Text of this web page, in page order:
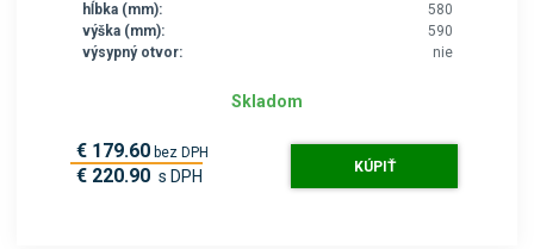
hĺbka (mm):
580
výška (mm):
590
výsypný otvor:
nie
Skladom
€ 179.60 bez DPH
€ 220.90 s DPH KÚPIŤ